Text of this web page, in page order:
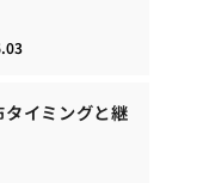
イミングと継